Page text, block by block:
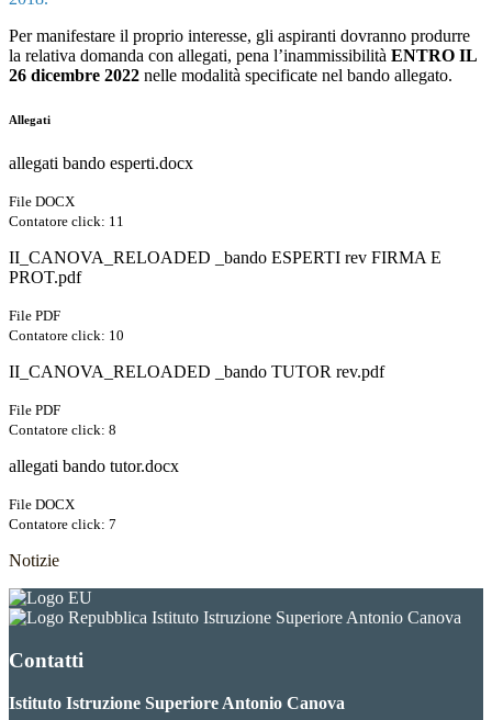
Per manifestare il proprio interesse, gli aspiranti dovranno produrre
la relativa domanda con allegati, pena l’inammissibilità ENTRO IL
26 dicembre 2022 nelle modalità specificate nel bando allegato.
Allegati
allegati bando esperti.docx
File DOCX
Contatore click: 11
II_CANOVA_RELOADED _bando ESPERTI rev FIRMA E
PROT.pdf
File PDF
Contatore click: 10
II_CANOVA_RELOADED _bando TUTOR rev.pdf
File PDF
Contatore click: 8
allegati bando tutor.docx
File DOCX
Contatore click: 7
Notizie
Istituto Istruzione Superiore Antonio Canova
Contatti
Istituto Istruzione Superiore Antonio Canova